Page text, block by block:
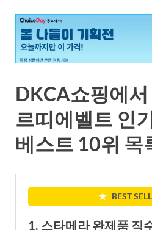
DKCA쇼핑에
르띠에벨트 인
베스트 10위 목
★ BEST
1. 스타메라 완제품 직